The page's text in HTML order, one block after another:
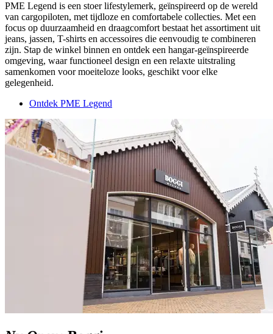
PME Legend is een stoer lifestylemerk, geïnspireerd op de wereld
van cargopiloten, met tijdloze en comfortabele collecties. Met een
focus op duurzaamheid en draagcomfort bestaat het assortiment uit
jeans, jassen, T-shirts en accessoires die eenvoudig te combineren
zijn. Stap de winkel binnen en ontdek een hangar-geïnspireerde
omgeving, waar functioneel design en een relaxte uitstraling
samenkomen voor moeiteloze looks, geschikt voor elke
gelegenheid.
Ontdek PME Legend